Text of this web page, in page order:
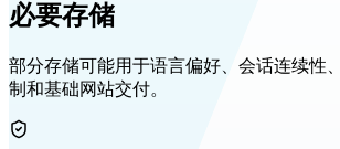
必要存储
部分存储可能用于语言偏好、会话连续性
制和基础网站交付。